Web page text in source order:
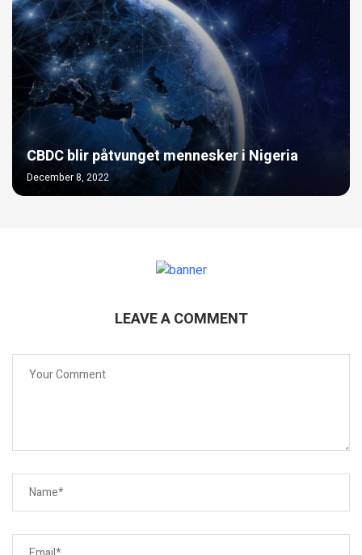
CBDC blir påtvunget mennesker i Nigeria
December 8, 2022
LEAVE A COMMENT